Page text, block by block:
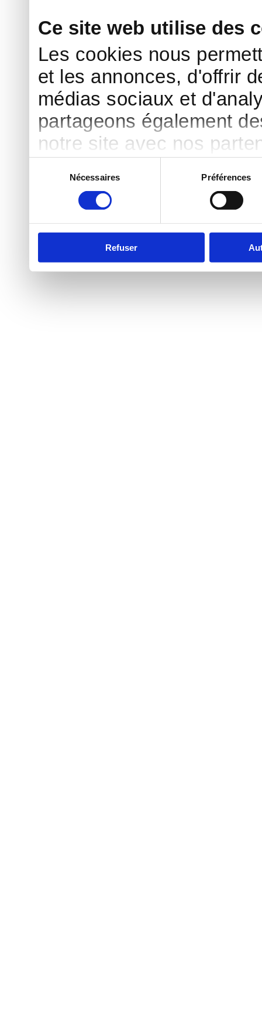
Ce site web utilise des
Les cookies nous
et les annonces, d'offrir
médias sociaux et
partageons également
notre site avec nos
d'autres informations
ont collectées lors de
consentement
Nécessaires Préférences
Refuser